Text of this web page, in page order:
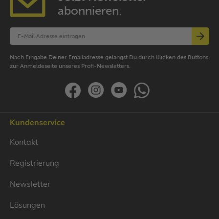
abonnieren.
Nach Eingabe Deiner Emailadresse gelangst Du durch Klicken des Buttons
zur Anmeldeseite unseres Profi-Newsletters.
Kundenservice
Kontakt
Registrierung
Newsletter
Lösungen